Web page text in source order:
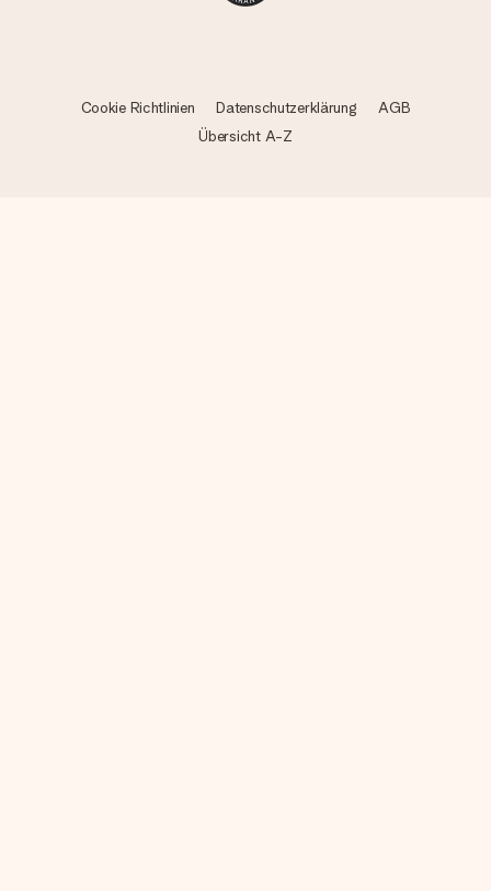
Cookie Richtlinien Datenschutzerklärung
AGB
Übersicht A-Z